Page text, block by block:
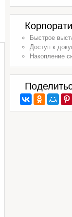
Быстрое
Доступ к
Накопление